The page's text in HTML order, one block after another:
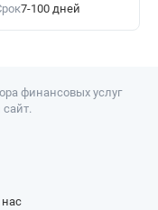
7-100 дней
финансовых услуг